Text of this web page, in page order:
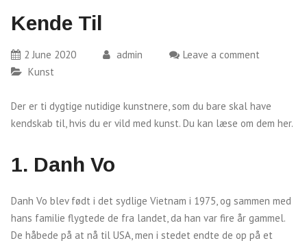
Kende Til
2 June 2020 admin
Leave a comment
Kunst
Der er ti dygtige nutidige kunstnere, som du bare skal have
kendskab til, hvis du er vild med kunst. Du kan læse om dem her.
1. Danh Vo
Danh Vo blev født i det sydlige Vietnam i 1975, og sammen med
hans familie flygtede de fra landet, da han var fire år gammel.
De håbede på at nå til USA, men i stedet endte de op på et